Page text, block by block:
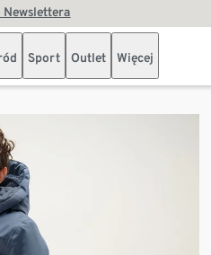
Newslettera
Sport Outlet Więcej